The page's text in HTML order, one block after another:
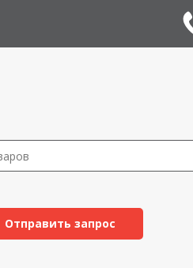
Отправить запрос